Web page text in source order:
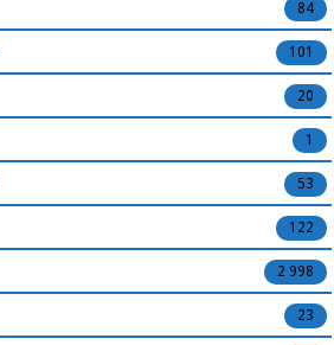
84
101
20
1
53
122
2 998
23